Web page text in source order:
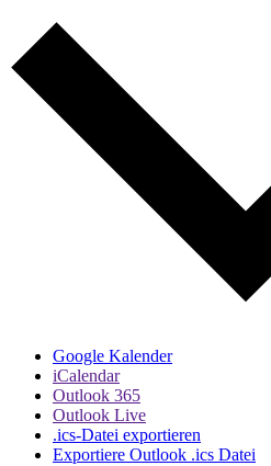
Google Kalender
iCalendar
Outlook 365
Outlook Live
.ics-Datei exportieren
Exportiere Outlook .ics Datei